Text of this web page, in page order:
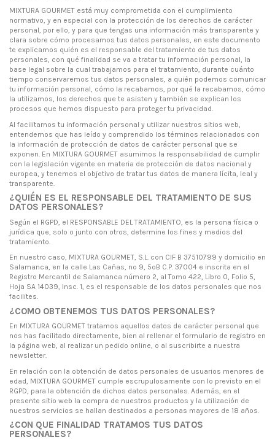
MIXTURA GOURMET está muy comprometida con el cumplimiento
normativo, y en especial con la protección de los derechos de carácter
personal, por ello, y para que tengas una información más transparente y
clara sobre cómo procesamos tus datos personales, en este documento
te explicamos quién es el responsable del tratamiento de tus datos
personales, con qué finalidad se va a tratar tu información personal, la
base legal sobre la cual trabajamos para el tratamiento, durante cuánto
tiempo conservaremos tus datos personales, a quién podemos comunicar
tu información personal, cómo la recabamos, por qué la recabamos, cómo
la utilizamos, los derechos que te asisten y también se explican los
procesos que hemos dispuesto para proteger tu privacidad.
Al facilitarnos tu información personal y utilizar nuestros sitios web,
entendemos que has leído y comprendido los términos relacionados con
la información de protección de datos de carácter personal que se
exponen. En MIXTURA GOURMET asumimos la responsabilidad de cumplir
con la legislación vigente en materia de protección de datos nacional y
europea, y tenemos el objetivo de tratar tus datos de manera lícita, leal y
transparente.
¿QUIÉN ES EL RESPONSABLE DEL TRATAMIENTO DE SUS
DATOS PERSONALES?
Según el RGPD, el RESPONSABLE DEL TRATAMIENTO, es la persona física o
jurídica que, solo o junto con otros, determine los fines y medios del
tratamiento.
En nuestro caso, MIXTURA GOURMET, S.L. con CIF B 37510799 y domicilio en
Salamanca, en la calle Las Cañas, nº 9, 5ºB C.P. 37004 e inscrita en el
Registro Mercantil de Salamanca número 2, al Tomo 422, Libro 0, Folio 5,
Hoja SA 14039, Insc. 1, es el responsable de los datos personales que nos
facilites.
¿COMO OBTENEMOS TUS DATOS PERSONALES?
En MIXTURA GOURMET tratamos aquellos datos de carácter personal que
nos has facilitado directamente, bien al rellenar el formulario de registro en
la página web, al realizar un pedido online, o al suscribirte a nuestra
newsletter.
En relación con la obtención de datos personales de usuarios menores de
edad, MIXTURA GOURMET cumple escrupulosamente con lo previsto en el
RGPD, para la obtención de dichos datos personales. Además, en el
presente sitio web la compra de nuestros productos y la utilización de
nuestros servicios se hallan destinados a personas mayores de 18 años.
¿CON QUE FINALIDAD TRATAMOS TUS DATOS
PERSONALES?